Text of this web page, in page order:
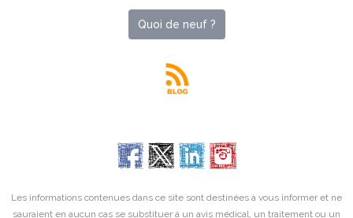
Quoi de neuf ?
Les informations contenues dans ce site sont destinées à vous informer et ne
sauraient en aucun cas se substituer à un avis médical, un traitement ou un